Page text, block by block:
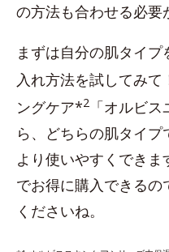
の方法も合わせる必要
まずは自分の肌タイ
入れ方法を試してみ
ングケア*2 「オルビ
ら、どちらの肌タイ
より使いやすくでき
でお得に購入できるの
くださいね。